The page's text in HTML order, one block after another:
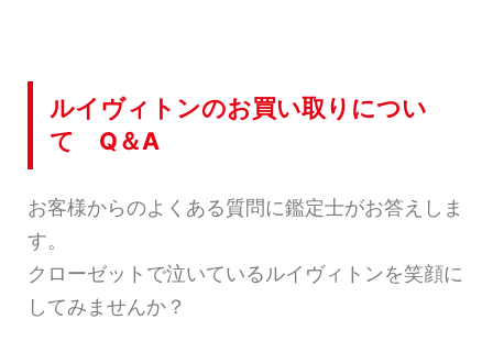
ルイヴィトンのお買い取りについ
て Q＆A
お客様からのよくある質問に鑑定士がお答えしま
す。
クローゼットで泣いているルイヴィトンを笑顔に
してみませんか？